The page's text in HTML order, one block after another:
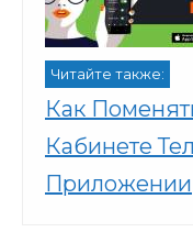
Читайте также:
Как
Кабинете
Приложении